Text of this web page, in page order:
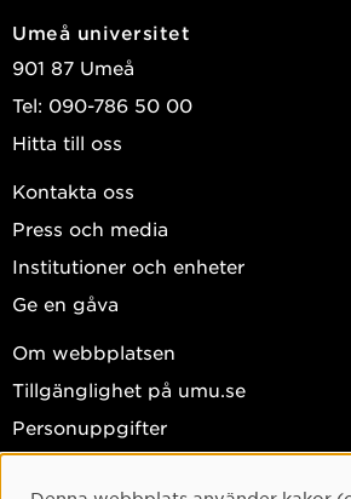
Umeå universitet
901 87 Umeå
Tel: 090-786 50 00
Hitta till oss
Kontakta oss
Press och media
Institutioner och enheter
Ge en gåva
Om webbplatsen
Tillgänglighet på umu.se
Personuppgifter